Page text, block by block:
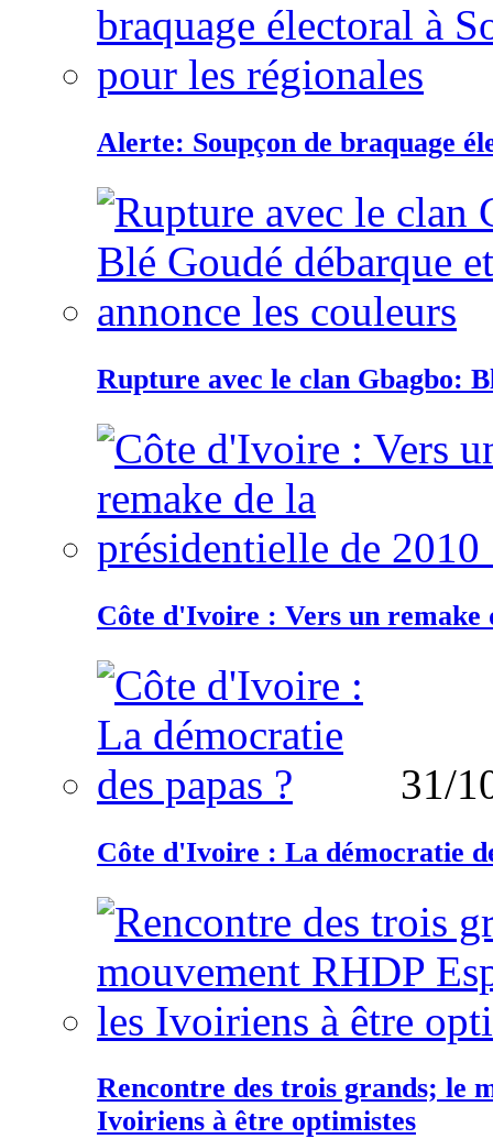
Alerte: Soupçon de braquage
Rupture avec le clan Gbagbo:
Côte d'Ivoire : Vers un remake
31/
Côte d'Ivoire : La démocratie
Rencontre des trois grands; le
Ivoiriens à être optimistes